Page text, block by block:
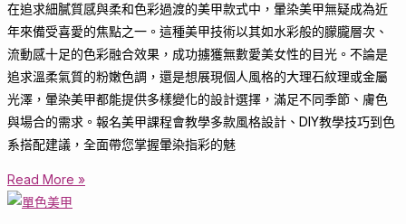
在追求細膩質感與柔和色彩過渡的美甲款式中，暈染美甲無疑成為近
年來備受喜愛的焦點之一。這種美甲技術以其如水彩般的朦朧層次、
流動感十足的色彩融合效果，成功擄獲無數愛美女性的目光。不論是
追求溫柔氣質的粉嫩色調，還是想展現個人風格的大理石紋理或金屬
光澤，暈染美甲都能提供多樣變化的設計選擇，滿足不同季節、膚色
與場合的需求。報名美甲課程會教學多款風格設計、DIY教學技巧到色
系搭配建議，全面帶您掌握暈染指彩的魅
Read More »